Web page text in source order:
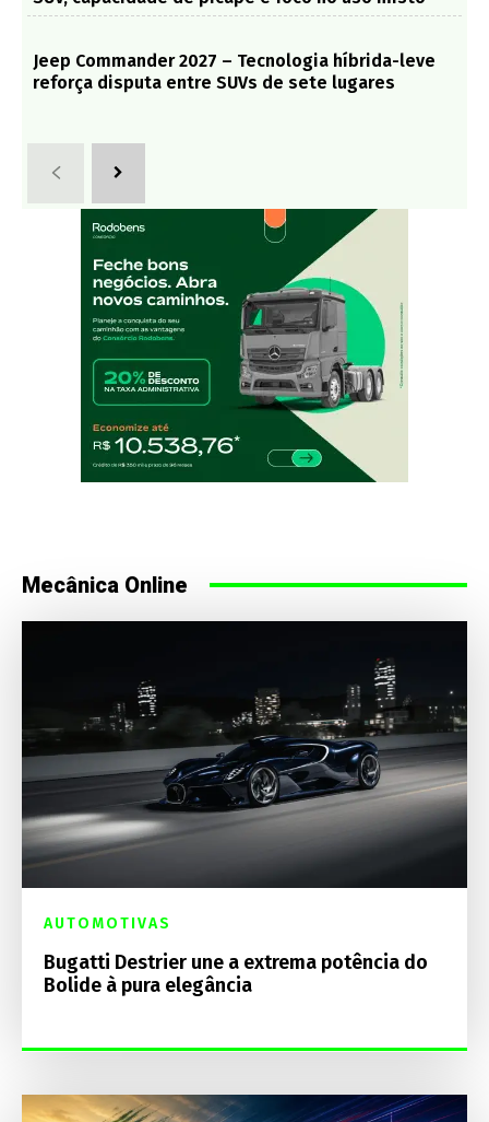
Jeep Commander 2027 – Tecnologia híbrida-leve
reforça disputa entre SUVs de sete lugares
Mecânica Online
AUTOMOTIVAS
Bugatti Destrier une a extrema potência do
Bolide à pura elegância